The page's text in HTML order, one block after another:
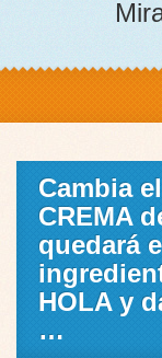
Cambia
CREMA
quedará
HOLA y
…